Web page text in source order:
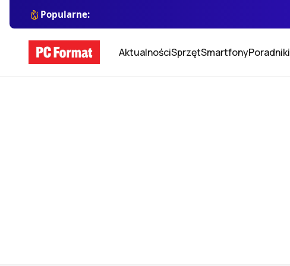
Popularne:
AktualnościSprzętSmartfonyPoradniki